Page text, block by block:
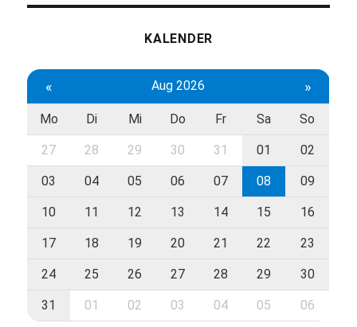
KALENDER
« Aug 2026 »
Mo Di Mi Do Fr Sa So
27 28 29 30 31 01 02
03 04 05 06 07 08 09
10 11 12 13 14 15 16
17 18 19 20 21 22 23
24 25 26 27 28 29 30
31 01 02 03 04 05 06